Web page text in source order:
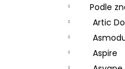
Podle
Artic
Aspire